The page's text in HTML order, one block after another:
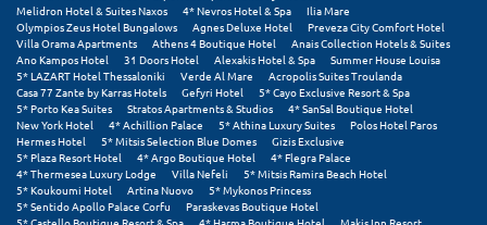
Ξυλόκαστρο
Ο
Ορεινή Αρκαδία
Ορεινή Ναυπακτία
Π
Melidron Hotel & Suites Naxos
4* Nevros Hotel & Spa
Ilia Mare
Olympios Zeus Hotel Bungalows
Agnes Deluxe Hotel
Preveza City Comfort Hotel
Villa Orama Apartments
Athens 4 Boutique Hotel
Anais Collection Hotels & Suites
Ano Kampos Hotel
31 Doors Hotel Alexakis Hotel & Spa
Summer House Louisa
5* LAZART Hotel Thessaloniki
Verde Al Mare
Acropolis Suites Troulanda
Casa 77 Zante by Karras Hotels
Gefyri Hotel
5* Cayo Exclusive Resort & Spa
5* Porto Kea Suites
Stratos Apartments & Studios
4* SanSal Boutique Hotel
New York Hotel
4* Achillion Palace 5* Athina Luxury Suites
Polos Hotel Paros
Hermes Hotel
5* Mitsis Selection Blue Domes
Gizis Exclusive
5* Plaza Resort Hotel
4* Argo Boutique Hotel
4* Flegra Palace
4* Thermesea Luxury Lodge
Villa Nefeli
5* Mitsis Ramira Beach Hotel
5* Koukoumi Hotel
Artina Nuovo
5* Mykonos Princess
5* Sentido Apollo Palace Corfu
Paraskevas Boutique Hotel